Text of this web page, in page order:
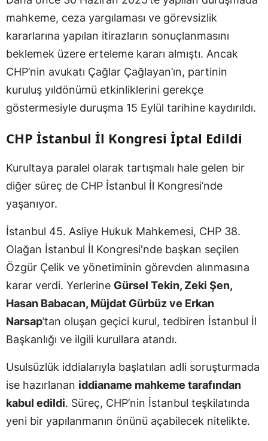
mahkeme, ceza yargılaması ve görevsizlik
kararlarına yapılan itirazların sonuçlanmasını
beklemek üzere erteleme kararı almıştı. Ancak
CHP’nin avukatı Çağlar Çağlayan’ın, partinin
kuruluş yıldönümü etkinliklerini gerekçe
göstermesiyle duruşma 15 Eylül tarihine kaydırıldı.
CHP İstanbul İl Kongresi İptal Edildi
Kurultaya paralel olarak tartışmalı hale gelen bir
diğer süreç de CHP İstanbul İl Kongresi’nde
yaşanıyor.
İstanbul 45. Asliye Hukuk Mahkemesi, CHP 38.
Olağan İstanbul İl Kongresi'nde başkan seçilen
Özgür Çelik ve yönetiminin görevden alınmasına
karar verdi. Yerlerine Gürsel Tekin, Zeki Şen,
Hasan Babacan, Müjdat Gürbüz ve Erkan
Narsap’tan oluşan geçici kurul, tedbiren İstanbul İl
Başkanlığı ve ilgili kurullara atandı.
Usulsüzlük iddialarıyla başlatılan adli soruşturmada
ise hazırlanan iddianame mahkeme tarafından
kabul edildi. Süreç, CHP’nin İstanbul teşkilatında
yeni bir yapılanmanın önünü açabilecek nitelikte.